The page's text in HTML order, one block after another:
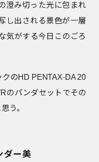
澄み切った光に包まれ
し出される景色が一層
気がする今日このごろ
のHD PENTAX-DA 20
のパンダセットでその
う。
ダー美